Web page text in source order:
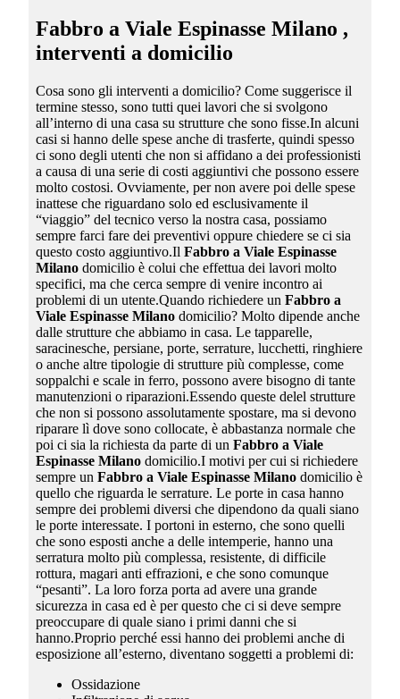
Fabbro a Viale Espinasse Milano ,
interventi a domicilio
Cosa sono gli interventi a domicilio? Come suggerisce il
termine stesso, sono tutti quei lavori che si svolgono
all’interno di una casa su strutture che sono fisse.In alcuni
casi si hanno delle spese anche di trasferte, quindi spesso
ci sono degli utenti che non si affidano a dei professionisti
a causa di una serie di costi aggiuntivi che possono essere
molto costosi. Ovviamente, per non avere poi delle spese
inattese che riguardano solo ed esclusivamente il
“viaggio” del tecnico verso la nostra casa, possiamo
sempre farci fare dei preventivi oppure chiedere se ci sia
questo costo aggiuntivo.Il Fabbro a Viale Espinasse
Milanodomicilio è colui che effettua dei lavori molto
specifici, ma che cerca sempre di venire incontro ai
problemi di un utente.Quando richiedere un Fabbro a
Viale Espinasse Milanodomicilio? Molto dipende anche
dalle strutture che abbiamo in casa. Le tapparelle,
saracinesche, persiane, porte, serrature, lucchetti, ringhiere
o anche altre tipologie di strutture più complesse, come
soppalchi e scale in ferro, possono avere bisogno di tante
manutenzioni o riparazioni.Essendo queste delel strutture
che non si possono assolutamente spostare, ma si devono
riparare lì dove sono collocate, è abbastanza normale che
poi ci sia la richiesta da parte di un Fabbro a Viale
Espinasse Milanodomicilio.I motivi per cui si richiedere
sempre un Fabbro a Viale Espinasse Milanodomicilio è
quello che riguarda le serrature. Le porte in casa hanno
sempre dei problemi diversi che dipendono da quali siano
le porte interessate. I portoni in esterno, che sono quelli
che sono esposti anche a delle intemperie, hanno una
serratura molto più complessa, resistente, di difficile
rottura, magari anti effrazioni, e che sono comunque
“pesanti”. La loro forza porta ad avere una grande
sicurezza in casa ed è per questo che ci si deve sempre
preoccupare di quale siano i primi danni che si
hanno.Proprio perché essi hanno dei problemi anche di
esposizione all’esterno, diventano soggetti a problemi di:
Ossidazione